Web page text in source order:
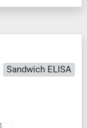
Sandwich ELISA